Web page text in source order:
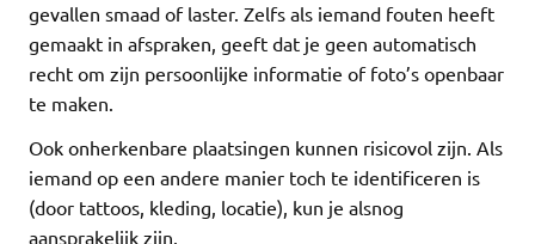
gevallen smaad of laster. Zelfs als iemand fouten heeft
gemaakt in afspraken, geeft dat je geen automatisch
recht om zijn persoonlijke informatie of foto’s openbaar
te maken.
Ook onherkenbare plaatsingen kunnen risicovol zijn. Als
iemand op een andere manier toch te identificeren is
(door tattoos, kleding, locatie), kun je alsnog
aansprakelijk zijn.